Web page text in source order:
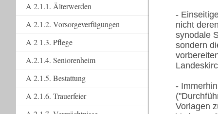
-
nicht
synodale
sondern
-
Vorlagen
A 2.1.1. Älterwerden
A 2.1.2. Vorsorgeverfügungen
A 2 1.3. Pflege
A.2.1.4. Seniorenheim
A 2.1.5. Bestattung
A 2.1.6. Trauerfeier